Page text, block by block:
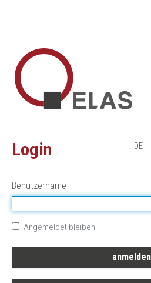
DE
Login
Benutzername
Angemeldet bleiben